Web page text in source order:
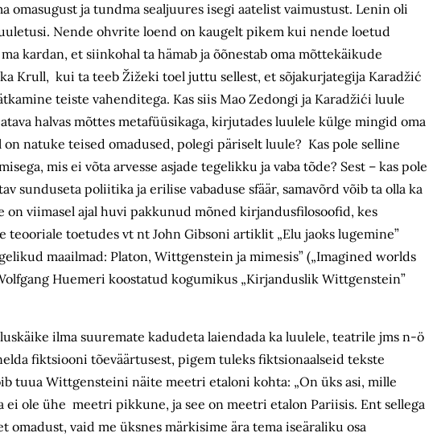
ja tundma sealjuures isegi aatelist vaimustust. Lenin oli
Nende ohvrite loend on kaugelt pikem kui nende loetud
kardan, et siinkohal ta hämab ja õõnestab oma mõttekäikude
Krull, kui ta teeb Žižeki toel juttu sellest, et sõjakurjategija Karadžić
teiste vahenditega. Kas siis Mao Zedongi ja Karadžići luule
halvas mõttes metafüüsikaga, kirjutades luulele külge mingid oma
natuke teised omadused, polegi päriselt luule? Kas pole selline
mis ei võta arvesse asjade tegelikku ja vaba tõde? Sest – kas pole
sunduseta poliitika ja erilise vabaduse sfäär, samavõrd võib ta olla ka
on viimasel ajal huvi pakkunud mõned kirjandusfilosoofid, kes
toetudes vt nt John Gibsoni artiklit „Elu jaoks lugemine”
maailmad: Platon, Wittgenstein ja mimesis” („Imagined worlds
Huemeri koostatud kogumikus „Kirjanduslik Wittgenstein”
ilma suuremate kadudeta laiendada ka luulele, teatrile jms n-ö
fiktsiooni tõeväärtusest, pigem tuleks fiktsionaalseid tekste
tuua Wittgensteini näite meetri etaloni kohta: „On üks asi, mille
ole ühe meetri pikkune, ja see on meetri etalon Pariisis. Ent sellega
vaid me üksnes märkisime ära tema iseäraliku osa